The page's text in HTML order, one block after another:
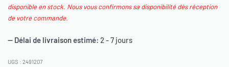
disponible en stock. Nous vous confirmons sa disponibilité dès réception
de votre commande.
— Délai de livraison estimé: 2 - 7 jours
2491207